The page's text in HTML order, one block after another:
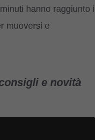
hanno raggiunto
muoversi e
e novità